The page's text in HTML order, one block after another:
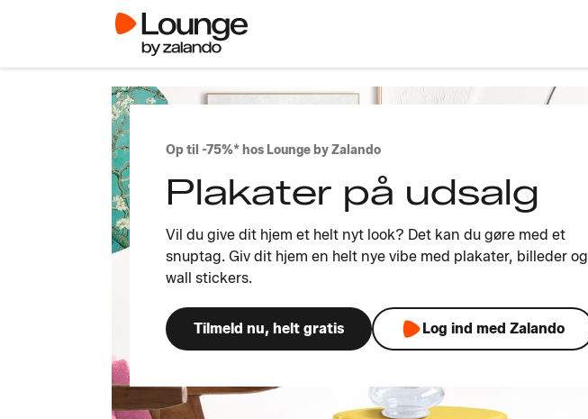
Op til -75%* hos Lounge by Zalando
Plakater på udsalg
Vil du give dit hjem et helt nyt look? Det kan du gøre med et
snuptag. Giv dit hjem en helt nye vibe med plakater, billeder og
wall stickers.
Tilmeld nu, helt gratis Log ind med Zalando